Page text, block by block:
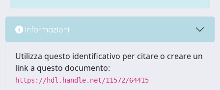
Informazioni
Utilizza questo identificativo per citare o creare un
link a questo documento:
https://hdl.handle.net/11572/64415